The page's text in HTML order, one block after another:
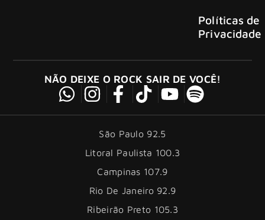
Políticas de
Privacidade
NÃO DEIXE O ROCK SAIR DE VOCÊ!
São Paulo 92.5
Litoral Paulista 100.3
Campinas 107.9
Rio De Janeiro 92.9
Ribeirão Preto 105.3